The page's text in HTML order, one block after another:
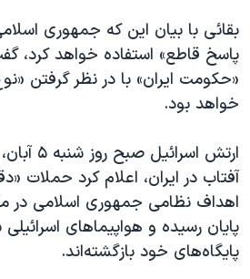
صفحه‌های ویژه
سفر پرزیدنت ترامپ به چین
بقائی با بیان این که جمهوری
پاسخ قاطع» استفاده خواهد کرد،
«حکومت ایران» با در نظر گرفتن
خواهد بود.
ارتش
آفتاب در ایران، اعلام کرد حملات
اهداف نظامی جمهوری اسلامی در
پایان رسیده و هواپیماهای
پایگاه‌های خود بازگشته‌اند.